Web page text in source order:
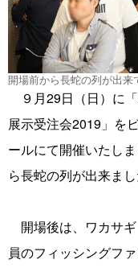
開場前から長蛇の列が出来
９月29日（日）に
展示受注会2019」を
ールにて開催いたし
ら長蛇の列が出来まし
開場後は、ワカサ
員のフィッシングフ